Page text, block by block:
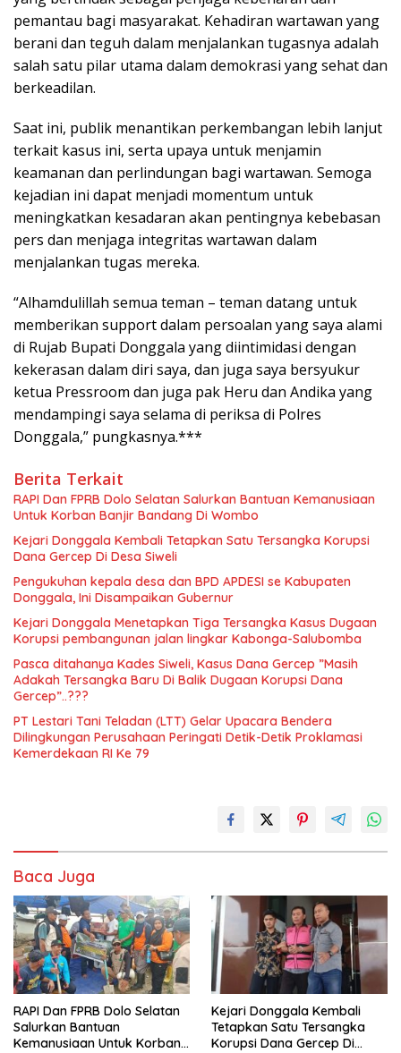
pemantau bagi masyarakat. Kehadiran wartawan yang
berani dan teguh dalam menjalankan tugasnya adalah
salah satu pilar utama dalam demokrasi yang sehat dan
berkeadilan.
Saat ini, publik menantikan perkembangan lebih lanjut
terkait kasus ini, serta upaya untuk menjamin
keamanan dan perlindungan bagi wartawan. Semoga
kejadian ini dapat menjadi momentum untuk
meningkatkan kesadaran akan pentingnya kebebasan
pers dan menjaga integritas wartawan dalam
menjalankan tugas mereka.
“Alhamdulillah semua teman – teman datang untuk
memberikan support dalam persoalan yang saya alami
di Rujab Bupati Donggala yang diintimidasi dengan
kekerasan dalam diri saya, dan juga saya bersyukur
ketua Pressroom dan juga pak Heru dan Andika yang
mendampingi saya selama di periksa di Polres
Donggala,” pungkasnya.***
Berita Terkait
RAPI Dan FPRB Dolo Selatan Salurkan Bantuan Kemanusiaan
Untuk Korban Banjir Bandang Di Wombo
Kejari Donggala Kembali Tetapkan Satu Tersangka Korupsi
Dana Gercep Di Desa Siweli
Pengukuhan kepala desa dan BPD APDESI se Kabupaten
Donggala, Ini Disampaikan Gubernur
Kejari Donggala Menetapkan Tiga Tersangka Kasus Dugaan
Korupsi pembangunan jalan lingkar Kabonga-Salubomba
Pasca ditahanya Kades Siweli, Kasus Dana Gercep ”Masih
Adakah Tersangka Baru Di Balik Dugaan Korupsi Dana
Gercep”..???
PT Lestari Tani Teladan (LTT) Gelar Upacara Bendera
Dilingkungan Perusahaan Peringati Detik-Detik Proklamasi
Kemerdekaan RI Ke 79
Baca Juga
RAPI Dan FPRB Dolo Selatan
Salurkan Bantuan
Kemanusiaan Untuk Korban
Kejari Donggala Kembali
Tetapkan Satu Tersangka
Korupsi Dana Gercep Di